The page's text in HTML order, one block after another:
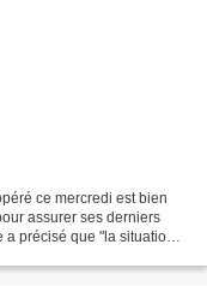
ce mercredi est bien
assurer ses derniers
précisé que "la situation